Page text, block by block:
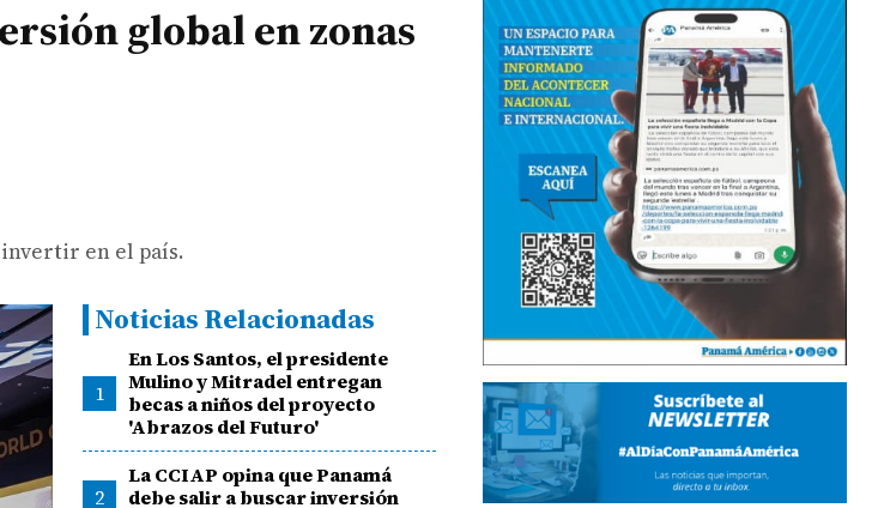
global en zonas
invertir en el país.
Noticias Relacionadas
1
En Los Santos, el presidente
Mulino y Mitradel entregan
becas a niños del proyecto
'Abrazos del Futuro'
2
La CCIAP opina que Panamá
debe salir a buscar inversión